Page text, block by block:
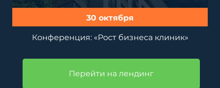
30 октября
Конференция: «Рост бизнеса клиник»
Перейти на лендинг